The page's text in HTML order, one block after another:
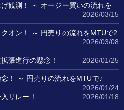
観測！ ～ オージー買いの流れを
2026/03/15
オン！ ～ 円売りの流れをMTUで2
2026/03/08
張進行の懸念！ 2026/01/25
！ ～ 円売りの流れをMTUで♪
2026/01/24
リレー！
2026/01/18